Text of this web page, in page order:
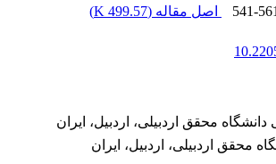
541-561 اصل مقاله (499.57 K
)
محقق اردبیلی، اردبیل، ایران
محقق اردبیلی، اردبیل، ایران